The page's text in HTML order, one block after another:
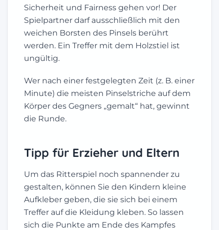
Sicherheit und Fairness gehen vor! Der
Spielpartner darf ausschließlich mit den
weichen Borsten des Pinsels berührt
werden. Ein Treffer mit dem Holzstiel ist
ungültig.
Wer nach einer festgelegten Zeit (z. B. einer
Minute) die meisten Pinselstriche auf dem
Körper des Gegners „gemalt“ hat, gewinnt
die Runde.
Tipp für Erzieher und Eltern
Um das Ritterspiel noch spannender zu
gestalten, können Sie den Kindern kleine
Aufkleber geben, die sie sich bei einem
Treffer auf die Kleidung kleben. So lassen
sich die Punkte am Ende des Kampfes